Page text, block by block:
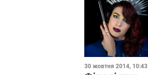
30 жовтня 2014, 10:43